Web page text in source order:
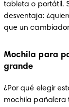
tableta o portátil.
desventaja:
que un
Mochila para
grande
¿Por qué elegir
mochila pañalera